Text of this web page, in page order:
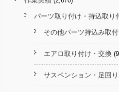
パーツ取り付け・持込取り
その他パーツ持込み取付
エアロ取り付け・交換
サスペンション・足回